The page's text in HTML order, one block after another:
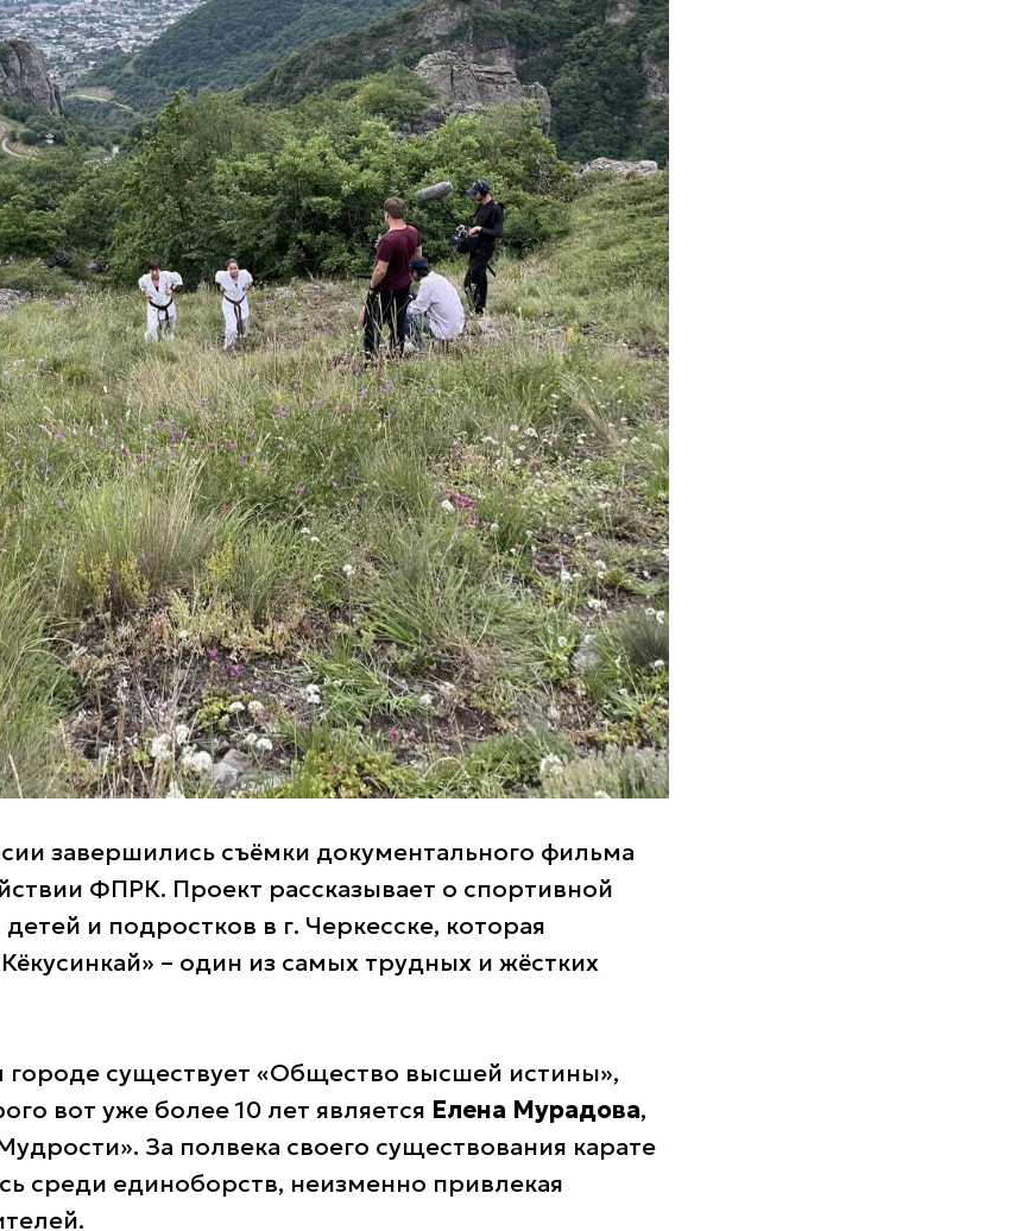
завершились съёмки документального фильма
ФПРК. Проект рассказывает о спортивной
и подростков в г. Черкесске, которая
– один из самых трудных и жёстких
существует «Общество высшей истины»,
вот уже более 10 лет является Елена Мурадова,
За полвека своего существования карате
среди единоборств, неизменно привлекая